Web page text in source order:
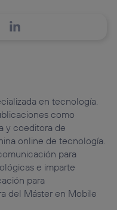
en tecnología.
como
y coeditora de
online de tecnología.
para
e imparte
para
del Máster en Mobile